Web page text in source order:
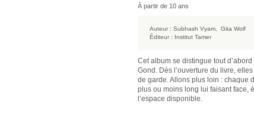
À partir de 10 ans
Auteur : Subhash Vyam,
Gita Wolf
Éditeur : Institut Tamer
Cet album se distingue tout
Gond. Dès l’ouverture du livre,
de garde. Allons plus loin : chaque
plus ou moins long lui faisant face,
l’espace disponible.